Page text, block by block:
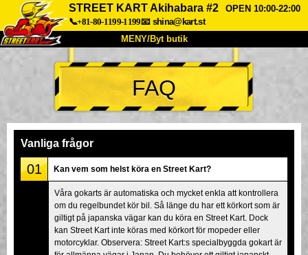
STREET KART Akihabara #2
OPEN 10:00-22:00
📞+81-80-1199-1199📧 shina@kart.st
MENY/Byt butik
HEM
Om oss Specifikationer Pris
Företag
Tokyo Shinagawa Tokyo Akihabara#1
Tokyo Akihabara#2 Tokyo Shibuya
Tokyo Shibuya Annex Tokyo Bay
Tokyo Asakusa Osaka
FAQ
Vanliga frågor
01 Kan vem som helst köra en Street Kart?
Våra gokarts är automatiska och mycket enkla att kontrollera
om du regelbundet kör bil. Så länge du har ett körkort som är
giltigt på japanska vägar kan du köra en Street Kart. Dock
kan Street Kart inte köras med körkort för mopeder eller
motorcyklar. Observera: Street Kart:s specialbyggda gokart är